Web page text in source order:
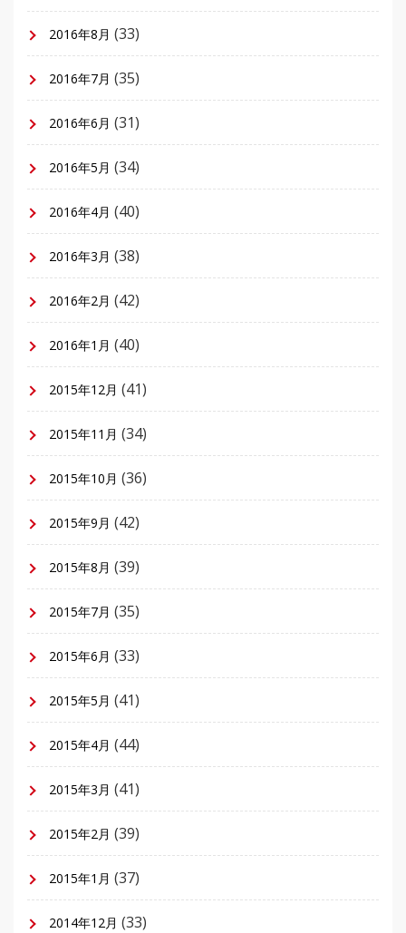
2016年8月 (33)
2016年7月 (35)
2016年6月 (31)
2016年5月 (34)
2016年4月 (40)
2016年3月 (38)
2016年2月 (42)
2016年1月 (40)
2015年12月 (41)
2015年11月 (34)
2015年10月 (36)
2015年9月 (42)
2015年8月 (39)
2015年7月 (35)
2015年6月 (33)
2015年5月 (41)
2015年4月 (44)
2015年3月 (41)
2015年2月 (39)
2015年1月 (37)
2014年12月 (33)